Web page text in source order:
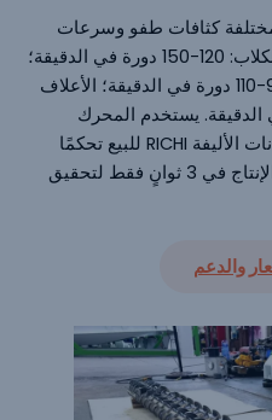
كثافات طفو وسرعات
مختلفة للمحرك. بالنسبة لأغذية الكلاب: 120-150 دورة في الدقيقة؛
أغذية القطط التي تخمد الغبار: 90-110 دورة في الدقيقة؛ الأعلاف
60-80 دورة في الدقيقة. يستخدم المحرك
الرئيسي لماكينة بثق أغذية الحيوانات الأليفة RICHI للبيع تحكمًا
متغير التردد، مما يتيح تبديل خط الإنتاج في 3 ثوانٍ فقط لتحقيق
والدعم